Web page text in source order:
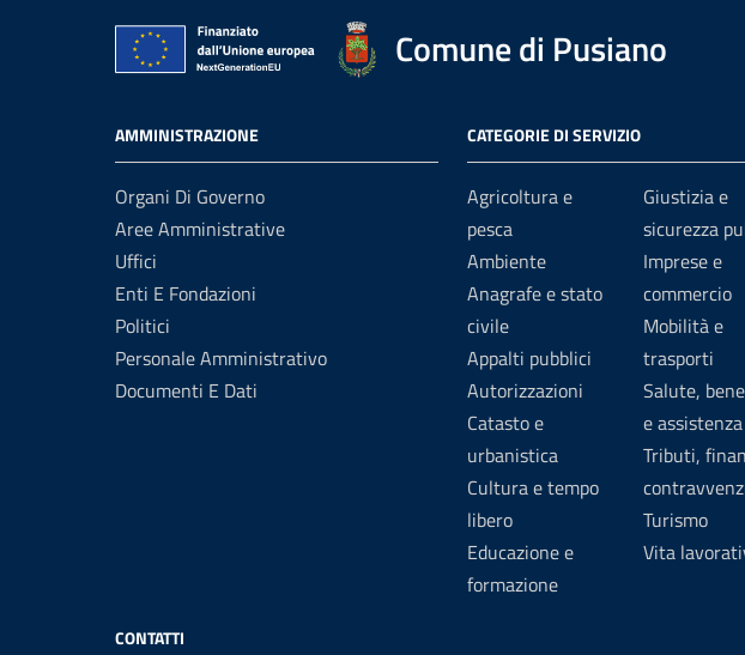
Comune di Pusiano
AMMINISTRAZIONE
Organi Di Governo
Aree Amministrative
Uffici
Enti E Fondazioni
Politici
Personale Amministrativo
Documenti E Dati
CATEGORIE DI SERVIZIO
Agricoltura e
pesca
Ambiente
Anagrafe e stato
civile
Appalti pubblici
Autorizzazioni
Catasto e
urbanistica
Cultura e tempo
libero
Educazione e
formazione
Giustizia e
sicurezza
Imprese e
commercio
Mobilità e
trasporti
Salute,
e assistenza
Tributi,
Turismo
Vita
CONTATTI